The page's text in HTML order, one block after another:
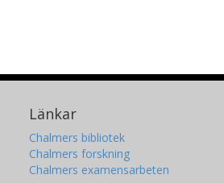
Länkar
Chalmers bibliotek
Chalmers forskning
Chalmers examensarbeten